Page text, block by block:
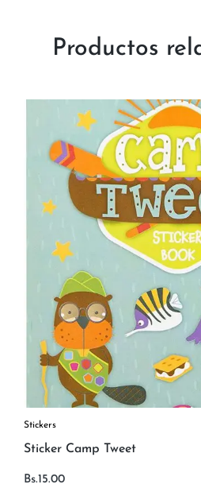
Productos
Stickers
Sticker Camp Tweet
Bs.15.00